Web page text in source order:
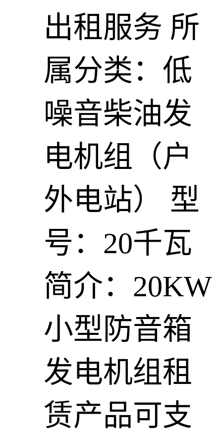
出租服务 所
属分类：低
噪音柴油发
电机组（户
外电站）
型
号：20千瓦
简介：20KW
小型防音箱
发电机组租
赁产品可支